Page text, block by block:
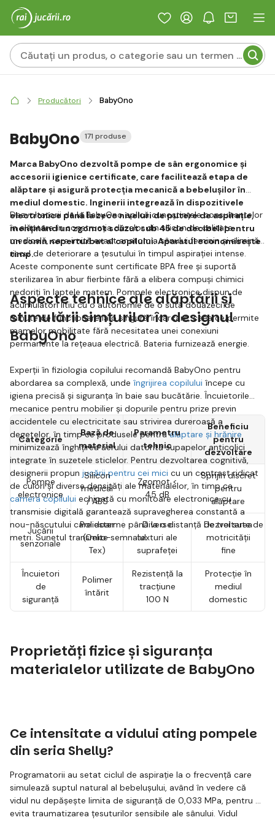
Producători BabyOno
BabyOno 171 produse
Marca BabyOno dezvoltă pompe de sân ergonomice și
accesorii igienice certificate, care facilitează etapa de
alăptare și asigură protecția mecanică a bebelușilor în
mediul domestic. Inginerii integrează în dispozitivele
electronice până la zece niveluri de putere de aspirație,
menținând un zgomot scăzut sub 45 de decibeli pentru
un somn neperturbat al copilului. Aparatul economisește
timp.
Dezvoltatorii de la BabyOno aplică cunoștințele consultantelor
în alăptare în construcția duzelor din silicon de calitate
medicală, care imită exact anatomia sânului feminin și elimină
riscul de deteriorare a țesutului în timpul aspirației intense.
Aceste componente sunt certificate BPA free și suportă
sterilizarea în abur fierbinte fără a elibera compuși chimici
nedoriți în laptele matern. Pompele electronice dispun de
acumulatori litiu cu o autonomie de o sută douăzeci de
minute de funcționare la o singură încărcare, ceea ce permite
mamelor mobilitate fără necesitatea unei conexiuni
permanente la rețeaua electrică. Bateria furnizează energie.
Aspecte tehnice ale alăptării și
stimulării simțurilor în designul
BabyOno
Experții în fiziologia copilului recomandă BabyOno pentru
abordarea sa complexă, unde îngrijirea copilului începe cu
igiena precisă și siguranța în baie sau bucătărie. Încuietorile
mecanice pentru mobilier și dopurile pentru prize previn
accidentele cu electricitate sau strivirea dureroasă a
degetelor, în timp ce produsele pentrualăptare și hrănire
minimizează înghițirea aerului datorită supapelor anticolici
integrate în suzetele sticlelor. Pentru dezvoltarea cognitivă,
designerii propun jucării pentru cei mici cu un contrast ridicat
de culori și diverse densități ale materialelor, în timp ce
camera copilului echipată cu monitoare electronice cu
transmisie digitală garantează supravegherea constantă a
nou-născutului care doarme până la o distanță de trei sute de
metri. Sunetul transmite semnalul.
Categorie
Bază de
material
Parametru
tehnic
Beneficiu
pentru
dezvoltare
Pompe
electronice
Silicon
medical
/ ABS
Zgomot <
45 dB
Sprijin discret
pentru
alăptare
Jucării
senzoriale
Poliester
(Oeko-
Tex)
Diverse
texturi ale
suprafeței
Dezvoltarea
motricității
fine
Încuietori
de
siguranță
Polimer
întărit
Rezistență la
tracțiune
100 N
Protecție în
mediul
domestic
Proprietăți fizice și siguranța
materialelor utilizate de BabyOno
Ce intensitate a vidului ating pompele
din seria Shelly?
Programatorii au setat ciclul de aspirație la o frecvență care
simulează suptul natural al bebelușului, având în vedere că
vidul nu depășește limita de siguranță de 0,033 MPa, pentru a
evita traumatizarea țesuturilor sensibile ale sânului. Vidul